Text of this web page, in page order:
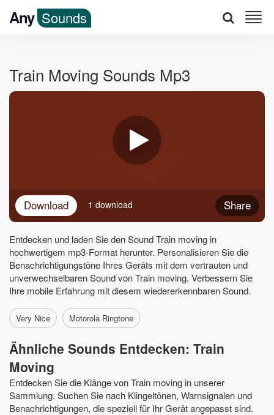
Any Sounds
Train Moving Sounds Mp3
Download Share
1 download
Entdecken und laden Sie den Sound Train moving in
hochwertigem mp3-Format herunter. Personalisieren Sie die
Benachrichtigungstöne Ihres Geräts mit dem vertrauten und
unverwechselbaren Sound von Train moving. Verbessern Sie
Ihre mobile Erfahrung mit diesem wiedererkennbaren Sound.
Very Nice Motorola Ringtone
Ähnliche Sounds Entdecken: Train
Moving
Entdecken Sie die Klänge von Train moving in unserer
Sammlung. Suchen Sie nach Klingeltönen, Warnsignalen und
Benachrichtigungen, die speziell für Ihr Gerät angepasst sind.